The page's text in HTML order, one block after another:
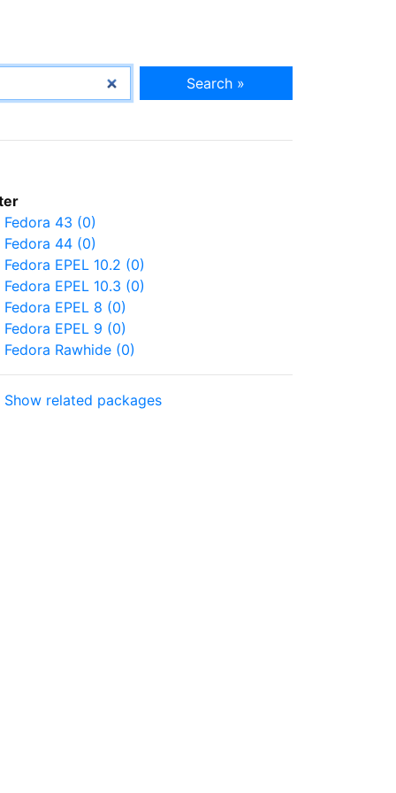
Search »
Fedora 43 (0)
Fedora 44 (0)
Fedora EPEL 10.2 (0)
Fedora EPEL 10.3 (0)
Fedora EPEL 8 (0)
Fedora EPEL 9 (0)
Fedora Rawhide (0)
Show related packages